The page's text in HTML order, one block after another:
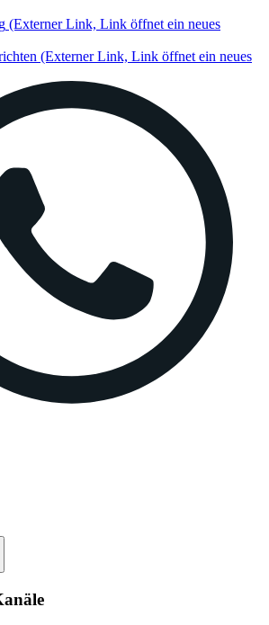
(Externer Link, Link öffnet ein neues
(Externer Link, Link öffnet ein neues